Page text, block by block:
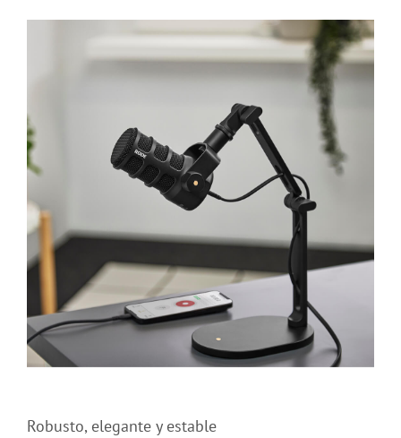
Robusto, elegante y estable